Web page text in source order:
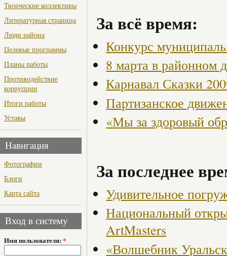
Творческие коллективы
Литературная страница
Люди района
Целевые программы
Планы работы
Противодействие
коррупции
Итоги работы
Уставы
Навигация
Фотографии
Блоги
Карта сайта
Вход в систему
Имя пользователя: *
За всё время:
Конкурс
8 марта в районном
Карнавал Сказки
Партизанское
«Мы за здоровый
За последнее
Удивительное
Национальный
ArtMasters
«Волшебник